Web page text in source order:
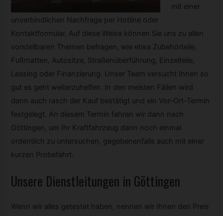
mit einer
unverbindlichen Nachfrage per Hotline oder
Kontaktformular. Auf diese Weise können Sie uns zu allen
vorstellbaren Themen befragen, wie etwa Zubehörteile,
Fußmatten, Autositze, Straßenüberführung, Einzelteile,
Leasing oder Finanzierung. Unser Team versucht Ihnen so
gut es geht weiterzuhelfen. In den meisten Fällen wird
dann auch rasch der Kauf bestätigt und ein Vor-Ort-Termin
festgelegt. An diesem Termin fahren wir dann nach
Göttingen, um Ihr Kraftfahrzeug dann noch einmal
ordentlich zu untersuchen, gegebenenfalls auch mit einer
kurzen Probefahrt.
Unsere Dienstleitungen in Göttingen
Wenn wir alles getestet haben, nennen wir Ihnen den Preis